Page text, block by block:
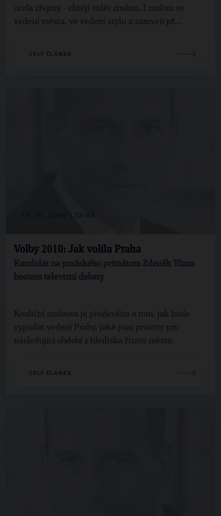
zcela zřejmý - chtějí vidět změnu. I změnu ve
vedení města, ve vedení stylu a zároveň př...
CELÝ ČLÁNEK
Volby 2010: Jak volila Praha
Kandidát na pražského primátora Zdeněk Tůma
hostem televizní debaty
Koaliční smlouva je především o tom, jak bude
vypadat vedení Prahy, jaké jsou priority pro
následující období z hlediska řízení města.
CELÝ ČLÁNEK